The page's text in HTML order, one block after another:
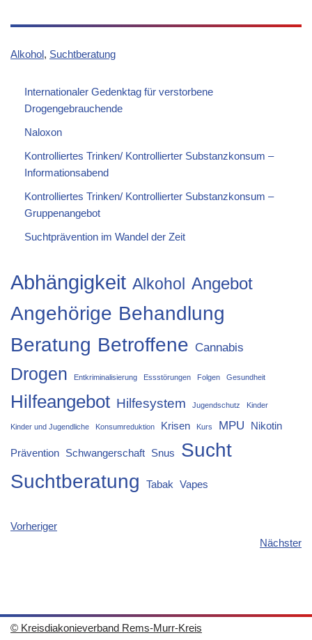
Alkohol, Suchtberatung
Internationaler Gedenktag für verstorbene
Drogengebrauchende
Naloxon
Kontrolliertes Trinken/ Kontrollierter Substanzkonsum –
Informationsabend
Kontrolliertes Trinken/ Kontrollierter Substanzkonsum –
Gruppenangebot
Suchtprävention im Wandel der Zeit
Abhängigkeit Alkohol Angebot
Angehörige Behandlung
Beratung Betroffene Cannabis
Drogen Entkriminalisierung Essstörungen Folgen Gesundheit
Hilfeangebot Hilfesystem Jugendschutz Kinder
Kinder und Jugendliche Konsumreduktion Krisen Kurs MPU Nikotin
Prävention Schwangerschaft Snus Sucht
Suchtberatung Tabak Vapes
Vorheriger
Nächster
© Kreisdiakonieverband Rems-Murr-Kreis